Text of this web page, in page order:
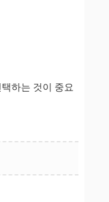
하는 것이 중요